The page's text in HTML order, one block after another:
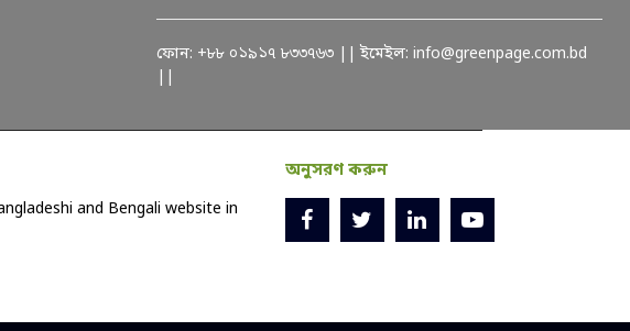
ফোন: +৮৮ ০১৯১৭ ৮৩৩৭৬৩ || ইমেইল: info@greenpage.com.bd
and Bengali website in
অনুসরণ করুন